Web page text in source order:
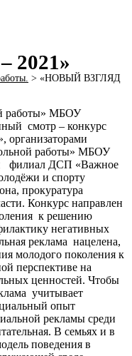
> «НОВЫЙ ВЗГЛЯД
работы» МБОУ
смотр – конкурс
организаторами
работы» МБОУ
филиал ДСП «Важное
и спорту
прокуратура
Конкурс направлен
к решению
негативных
реклама нацелена,
молодого поколения к
перспективе на
ценностей. Чтобы
учитывает
опыт
рекламы среди
В семьях и в
поведения в